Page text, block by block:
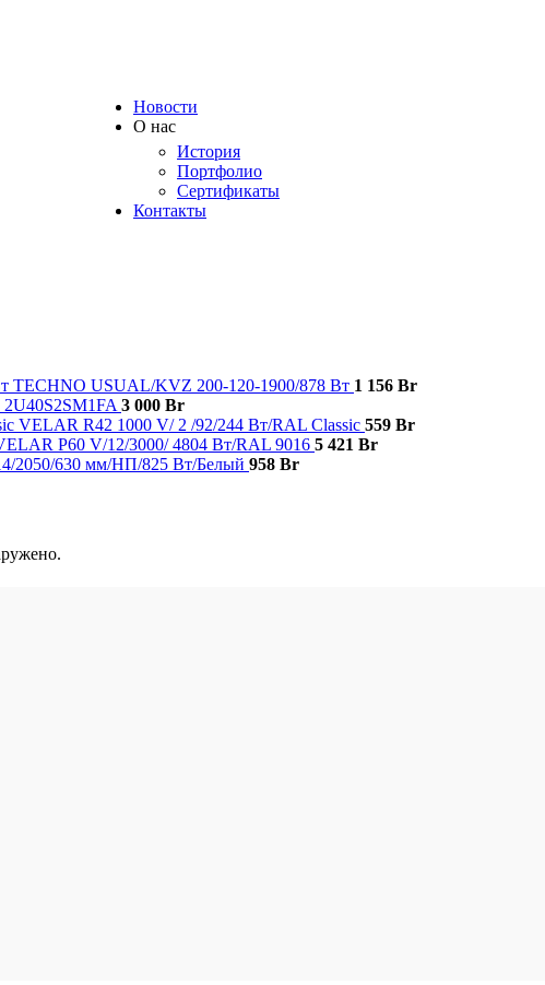
Новости
О нас
История
Портфолио
Сертификаты
Контакты
TECHNO USUAL/KVZ 200-120-1900/878 Вт 1 156 Br
3 000 Br
VELAR R42 1000 V/ 2 /92/244 Вт/RAL Classic 559 Br
P60 V/12/3000/ 4804 Bт/RAL 9016 5 421 Br
2050/630 мм/НП/825 Вт/Белый 958 Br